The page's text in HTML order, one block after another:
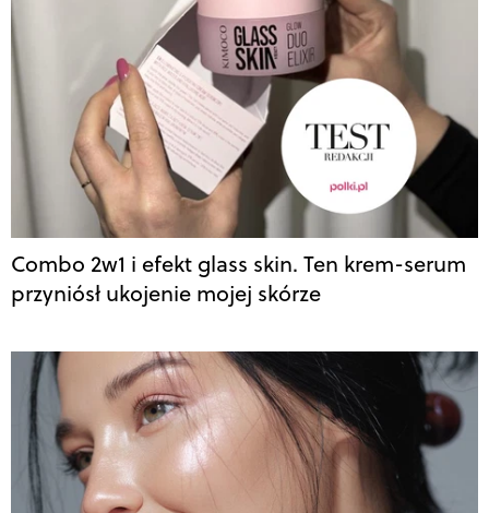
Combo 2w1 i efekt glass skin. Ten krem-serum
przyniósł ukojenie mojej skórze